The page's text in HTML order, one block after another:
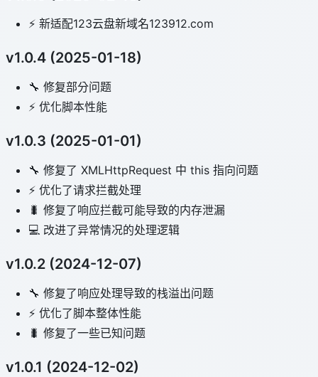
⚡️ 新适配123云盘新域名123912.com
v1.0.4 (2025-01-18)
🔧 修复部分问题
⚡️ 优化脚本性能
v1.0.3 (2025-01-01)
🔧 修复了 XMLHttpRequest 中 this 指向问题
⚡️ 优化了请求拦截处理
🐛 修复了响应拦截可能导致的内存泄漏
💻 改进了异常情况的处理逻辑
v1.0.2 (2024-12-07)
🔧 修复了响应处理导致的栈溢出问题
⚡️ 优化了脚本整体性能
🐛 修复了一些已知问题
v1.0.1 (2024-12-02)